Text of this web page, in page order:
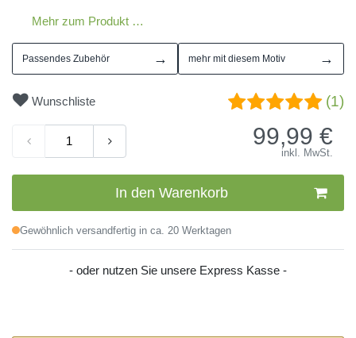
Mehr zum Produkt …
Passendes Zubehör → mehr mit diesem Motiv →
Wunschliste (1)
99,99 €
inkl. MwSt.
In den Warenkorb
Gewöhnlich versandfertig in ca. 20 Werktagen
- oder nutzen Sie unsere Express Kasse -